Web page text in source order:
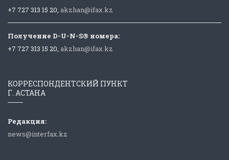
+7 727 313 15 20, akzhan@ifax.kz
Получение D-U-N-S® номера:
+7 727 313 15 20, akzhan@ifax.kz
КОРРЕСПОНДЕНТСКИЙ ПУНКТ
Г. АСТАНА
Редакция:
news@interfax.kz